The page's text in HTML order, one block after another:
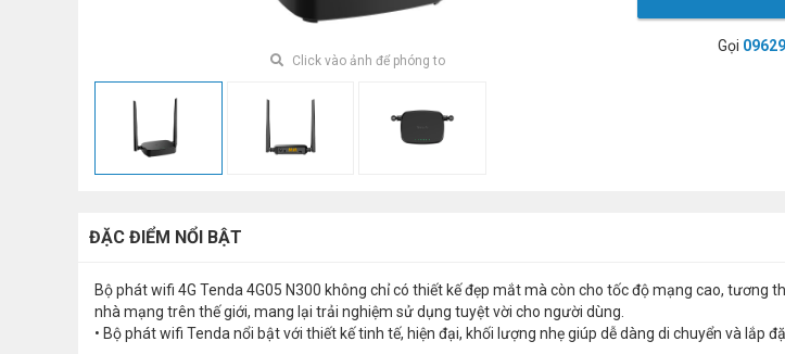
Click vào ảnh để phóng to
Gọi
ĐẶC ĐIỂM NỔI BẬT
Bộ phát wifi 4G Tenda 4G05 N300 không chỉ có thiết kế đẹp mắt mà còn cho tốc độ mạng cao, tương
nhà mạng trên thế giới, mang lại trải nghiệm sử dụng tuyệt vời cho người dùng.
• Bộ phát wifi Tenda nổi bật với thiết kế tinh tế, hiện đại, khối lượng nhẹ giúp dễ dàng di chuyển và lắp